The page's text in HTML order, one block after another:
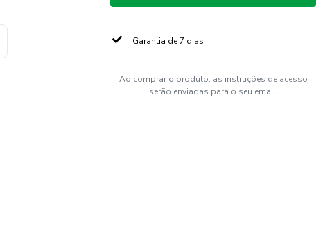
Garantia de 7 dias
Ao comprar o produto, as instruções de acesso
serão enviadas para o seu email.